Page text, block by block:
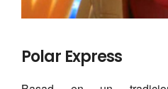
Polar Express